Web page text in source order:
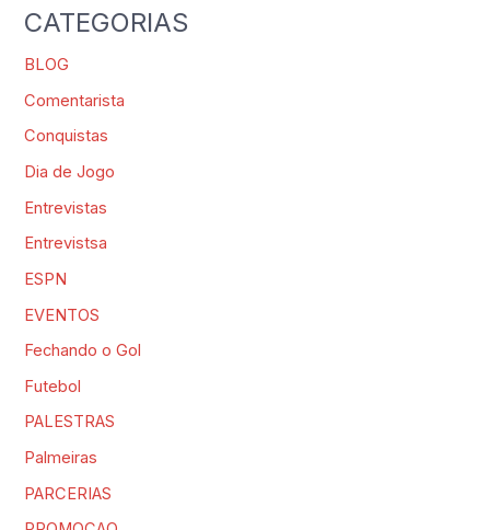
CATEGORIAS
BLOG
Comentarista
Conquistas
Dia de Jogo
Entrevistas
Entrevistsa
ESPN
EVENTOS
Fechando o Gol
Futebol
PALESTRAS
Palmeiras
PARCERIAS